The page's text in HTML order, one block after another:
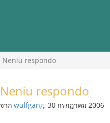
Neniu respondo
Neniu respondo
จาก wulfgang, 30 กรกฎาคม 2006